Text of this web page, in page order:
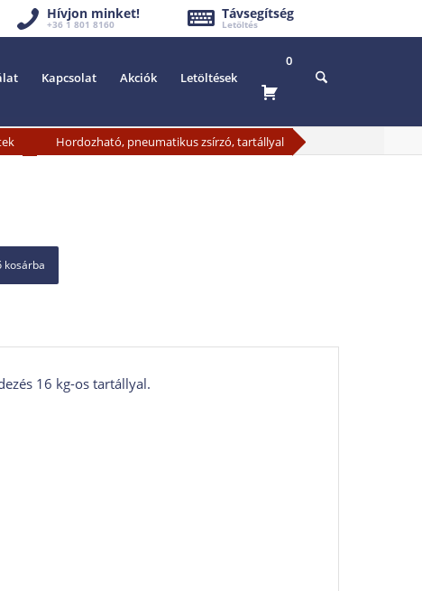
Hívjon minket!
+36 1 801 8160
Távsegítség
Letöltés
Kapcsolat Akciók Letöltések
0
Hordozható, pneumatikus zsírzó, tartállyal
kosárba
16 kg-os tartállyal.